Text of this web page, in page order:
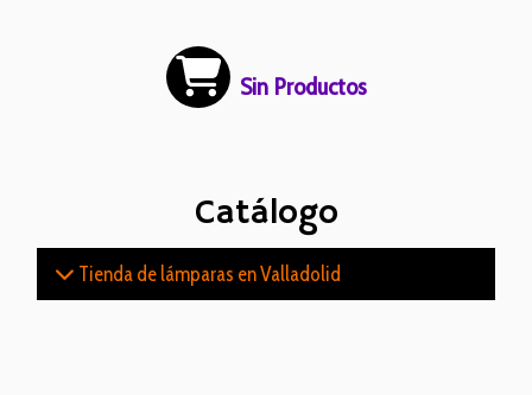
Sin Productos
Catálogo
Tienda de lámparas en Valladolid